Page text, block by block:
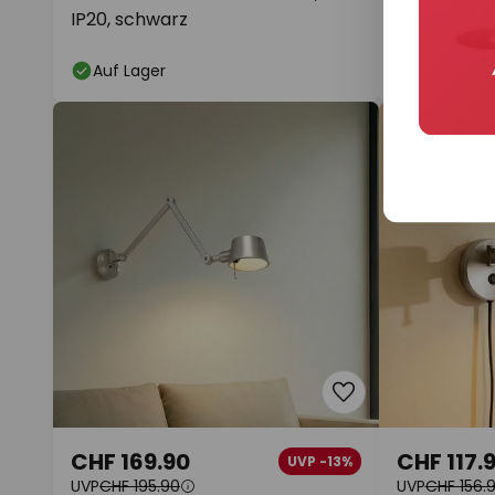
IP20, schwarz
Auf Lager
light
CHF 169.90 UVP -13%
UVPCHF 195.90
CHF
UVPCHF